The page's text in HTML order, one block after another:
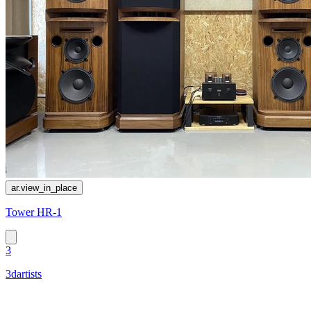
ar.view_in_place
Tower HR-1
3
3dartists